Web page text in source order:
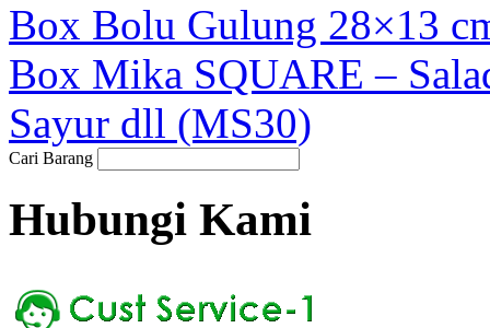
Box Bolu Gulung 28×13
Box Mika SQUARE –
Sayur dll (MS30)
Cari Barang
Hubungi Kami